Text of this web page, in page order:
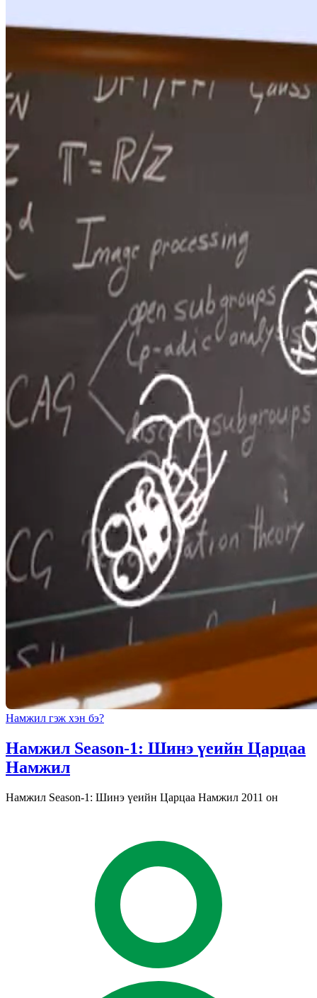
Намжил гэж хэн бэ?
Намжил Season-1: Шинэ үеийн Царцаа
Намжил
Намжил Season-1: Шинэ үеийн Царцаа Намжил 2011 он